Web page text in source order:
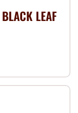
LEAF